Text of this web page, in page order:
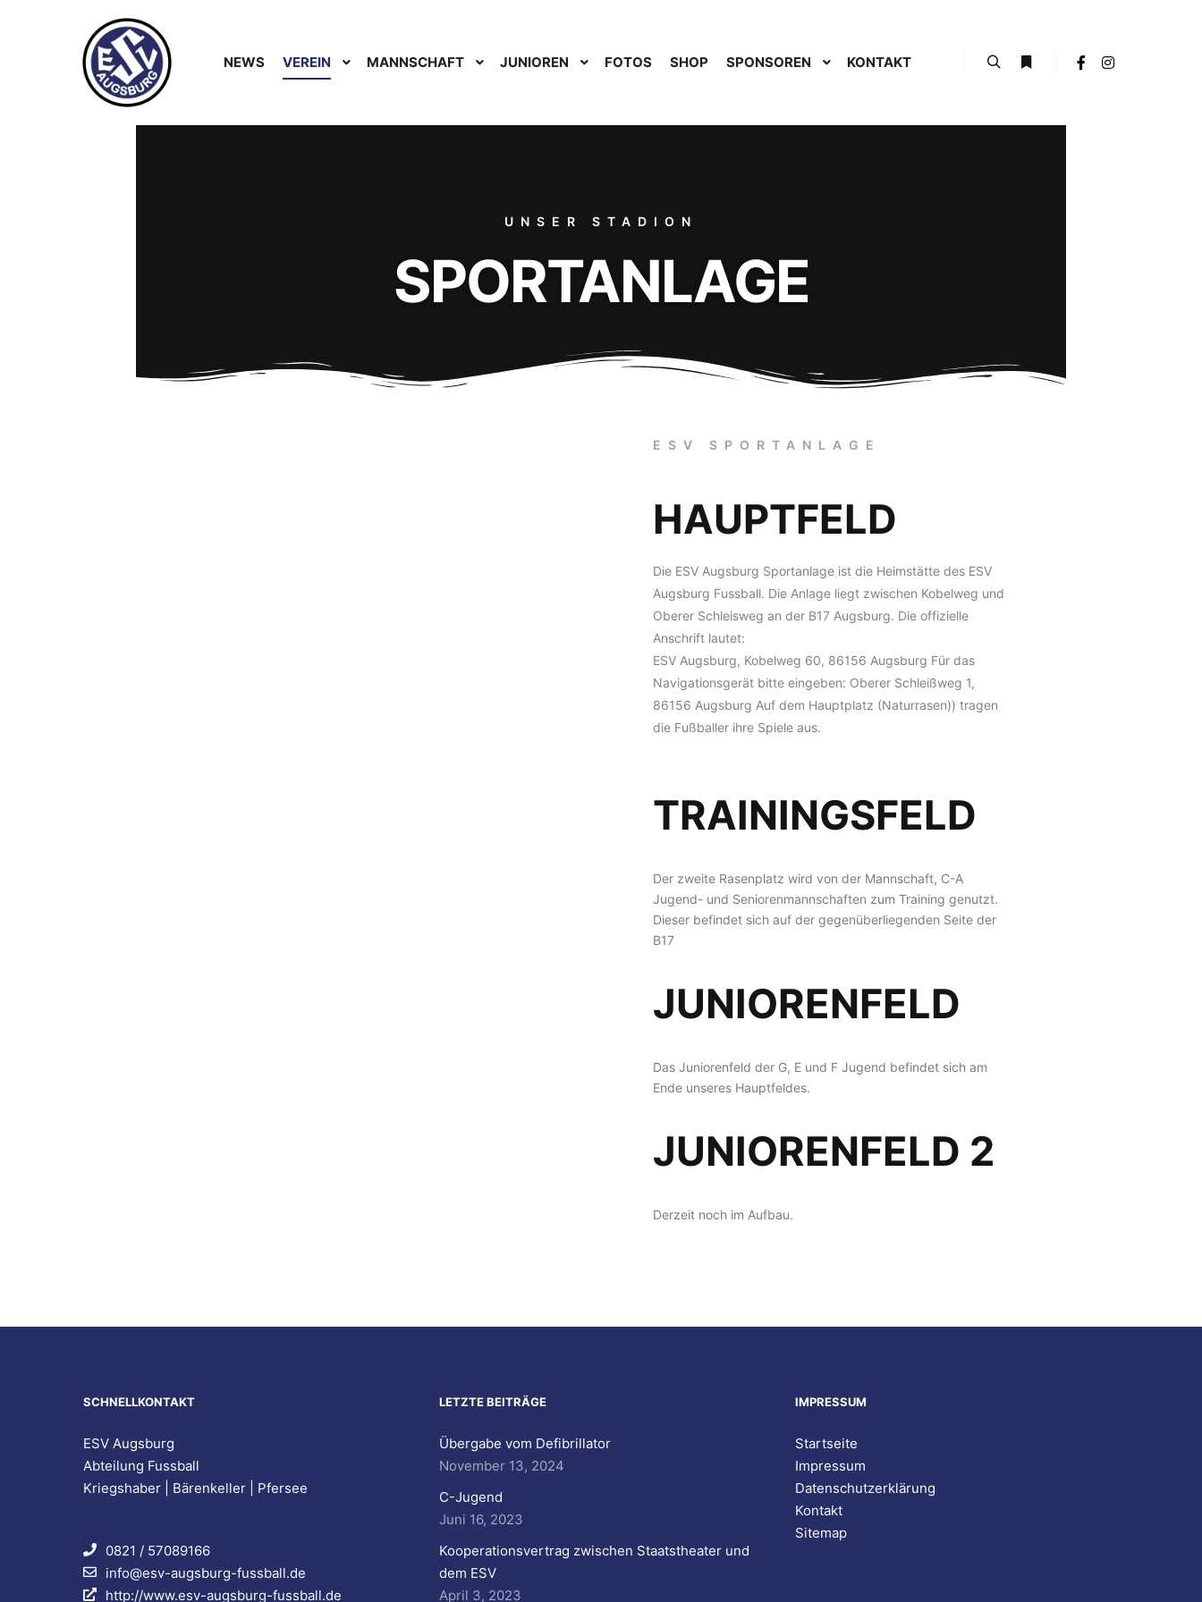
NEWS VEREIN MANNSCHAFT JUNIOREN FOTOS SHOP SPONSOREN KONTAKT
UNSER STADION
SPORTANLAGE
ESV SPORTANLAGE
HAUPTFELD
Die ESV Augsburg Sportanlage ist die Heimstätte des ESV
Augsburg Fussball. Die Anlage liegt zwischen Kobelweg und
Oberer Schleisweg an der B17 Augsburg. Die offizielle
Anschrift lautet:
ESV Augsburg, Kobelweg 60, 86156 Augsburg Für das
Navigationsgerät bitte eingeben: Oberer Schleißweg 1,
86156 Augsburg Auf dem Hauptplatz (Naturrasen)) tragen
die Fußballer ihre Spiele aus.
TRAININGSFELD
Der zweite Rasenplatz wird von der Mannschaft, C-A
Jugend- und Seniorenmannschaften zum Training genutzt.
Dieser befindet sich auf der gegenüberliegenden Seite der
B17
JUNIORENFELD
Das Juniorenfeld der G, E und F Jugend befindet sich am
Ende unseres Hauptfeldes.
JUNIORENFELD 2
Derzeit noch im Aufbau.
SCHNELLKONTAKT
ESV Augsburg
Abteilung Fussball
Kriegshaber | Bärenkeller | Pfersee
0821 / 57089166
info@esv-augsburg-fussball.de
http://www.esv-augsburg-fussball.de
LETZTE BEITRÄGE
Übergabe vom Defibrillator
November 13, 2024
C-Jugend
Juni 16, 2023
Kooperationsvertrag zwischen Staatstheater und
dem ESV
April 3, 2023
IMPRESSUM
Startseite
Impressum
Datenschutzerklärung
Kontakt
Sitemap